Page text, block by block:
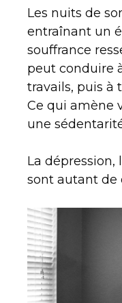
Les nuits de
entraînant un
souffrance
peut conduire
travails, puis à
Ce qui amène
une
La
sont autant de